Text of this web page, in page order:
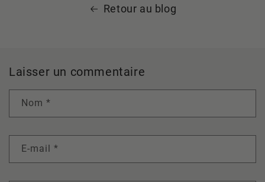
Retour au blog
Laisser un commentaire
Nom *
E-mail *